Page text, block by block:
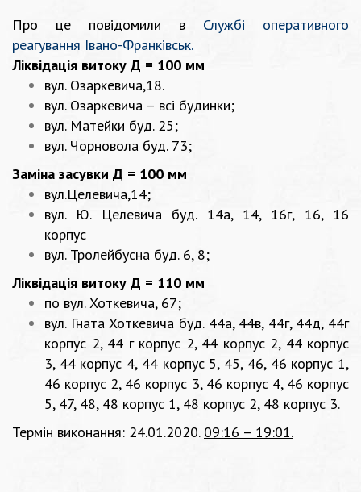
Про це повідомили в Службі оперативного
реагування Івано-Франківськ.
Ліквідація витоку Д = 100 мм
вул. Озаркевича,18.
вул. Озаркевича – всі будинки;
вул. Матейки буд. 25;
вул. Чорновола буд. 73;
Заміна засувки Д = 100 мм
вул.Целевича,14;
вул. Ю. Целевича буд. 14а, 14, 16г, 16, 16
корпус
вул. Тролейбусна буд. 6, 8;
Ліквідація витоку Д = 110 мм
по вул. Хоткевича, 67;
вул. Гната Хоткевича буд. 44а, 44в, 44г, 44д, 44г
корпус 2, 44 г корпус 2, 44 корпус 2, 44 корпус
3, 44 корпус 4, 44 корпус 5, 45, 46, 46 корпус 1,
46 корпус 2, 46 корпус 3, 46 корпус 4, 46 корпус
5, 47, 48, 48 корпус 1, 48 корпус 2, 48 корпус 3.
Термін виконання: 24.01.2020. 09:16 – 19:01.